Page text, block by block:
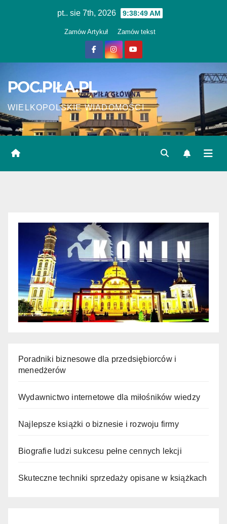
pt.. sie 7th, 2026 9:38:50 AM
Zamów Artykuł Zamów tekst
POC.PIŁA.PL
WIELKOPOLSKIE WIADOMOŚCI
Poradniki biznesowe dla przedsiębiorców i
menedżerów
Wydawnictwo internetowe dla miłośników wiedzy
Najlepsze książki o biznesie i rozwoju firmy
Biografie ludzi sukcesu pełne cennych lekcji
Skuteczne techniki sprzedaży opisane w książkach